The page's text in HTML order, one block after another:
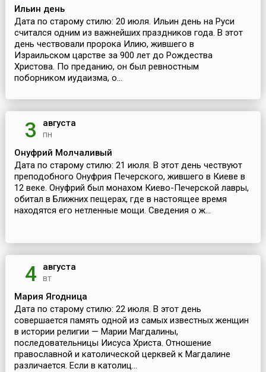
Ильин день
Дата по старому стилю: 20 июля. Ильин день на Руси
считался одним из важнейших праздников года. В этот
день чествовали пророка Илию, жившего в
Израильском царстве за 900 лет до Рождества
Христова. По преданию, он был ревностным
поборником иудаизма, о...
3 августа
пн
Онуфрий Молчаливый
Дата по старому стилю: 21 июля. В этот день чествуют
преподобного Онуфрия Печерского, жившего в Киеве в
12 веке. Онуфрий был монахом Киево-Печерской лавры,
обитал в Ближних пещерах, где в настоящее время
находятся его нетленные мощи. Сведения о ж...
4 августа
вт
Мария Ягодница
Дата по старому стилю: 22 июля. В этот день
совершается память одной из самых известных женщин
в истории религии — Марии Магдалины,
последовательницы Иисуса Христа. Отношение
православной и католической церквей к Магдалине
различается. Если в католиц...